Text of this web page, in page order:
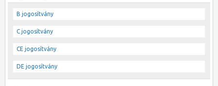
B jogosítvány
C jogosítvány
CE jogosítvány
DE jogosítvány